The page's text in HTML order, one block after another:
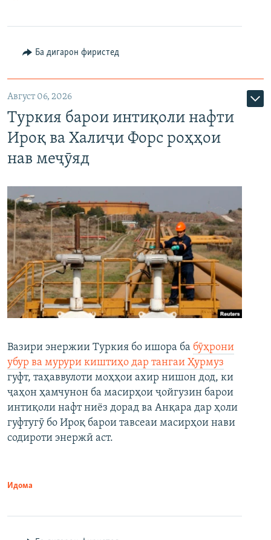
Ба дигарон фиристед
Август 06, 2026
Туркия барои интиқоли нафти
Ироқ ва Халиҷи Форс роҳҳои
нав меҷӯяд
Вазири энержии Туркия бо ишора ба бӯҳрони
убур ва мурури киштиҳо дар тангаи Ҳурмуз
гуфт, таҳаввулоти моҳҳои ахир нишон дод, ки
ҷаҳон ҳамчунон ба масирҳои ҷойгузин барои
интиқоли нафт ниёз дорад ва Анқара дар ҳоли
гуфтугӯ бо Ироқ барои тавсеаи масирҳои нави
содироти энержӣ аст.
Идома